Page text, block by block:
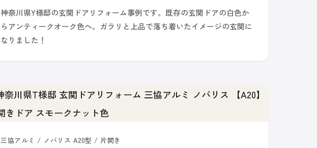
神奈川県Y様邸の玄関ドアリフォーム事例です。既存の玄関ドアの白色か
らアンティークオーク色へ。ガラリと上品で落ち着いたイメージの玄関に
なりました！
三協アルミ / ノバリス A20型 / 片開き